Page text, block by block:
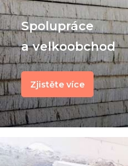
Spolupráce
a velkoobchod
Zjistěte více